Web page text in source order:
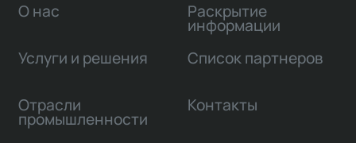
О нас
Услуги и решения
Отрасли
промышленности
Раскрытие
информации
Список партнеров
Контакты